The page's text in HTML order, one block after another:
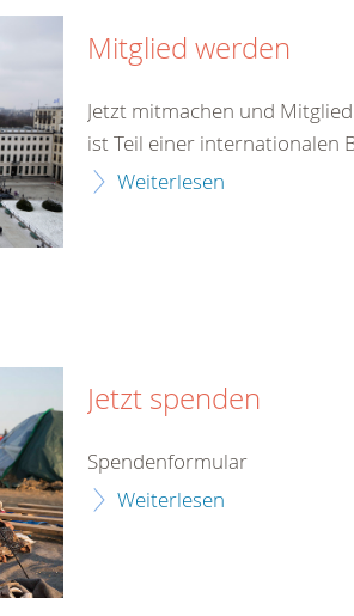
Mitglied werden
Jetzt mitmachen und
ist Teil einer internationalen
Weiterlesen
Jetzt spenden
Spendenformular
Weiterlesen